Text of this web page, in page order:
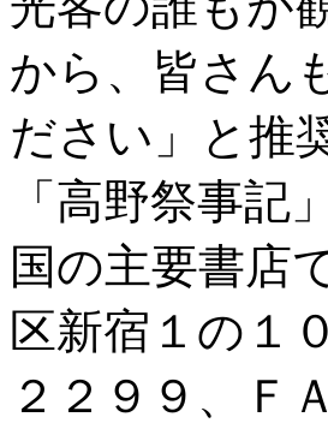
から、皆さん
ださい」と推
「高野祭事記
国の主要書店
区新宿１の１
２２９９、Ｆ